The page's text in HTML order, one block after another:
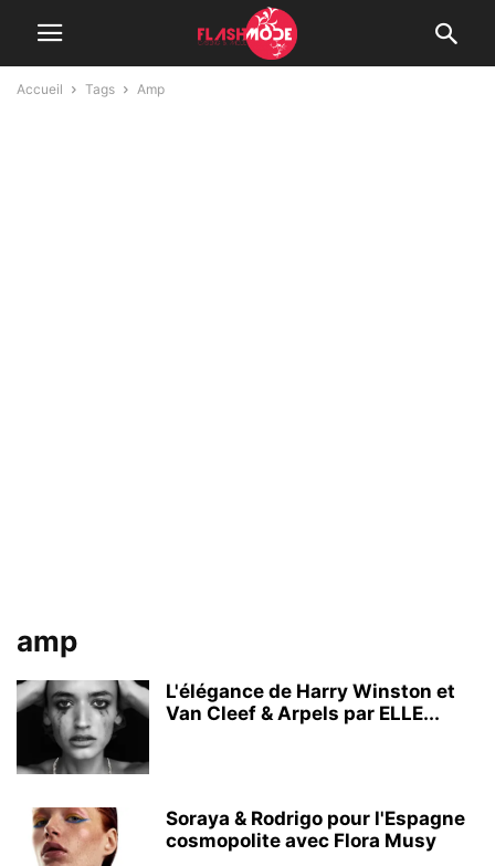
Accueil Tags Amp
amp
L'élégance de Harry Winston et
Van Cleef & Arpels par ELLE...
Soraya & Rodrigo pour l'Espagne
cosmopolite avec Flora Musy